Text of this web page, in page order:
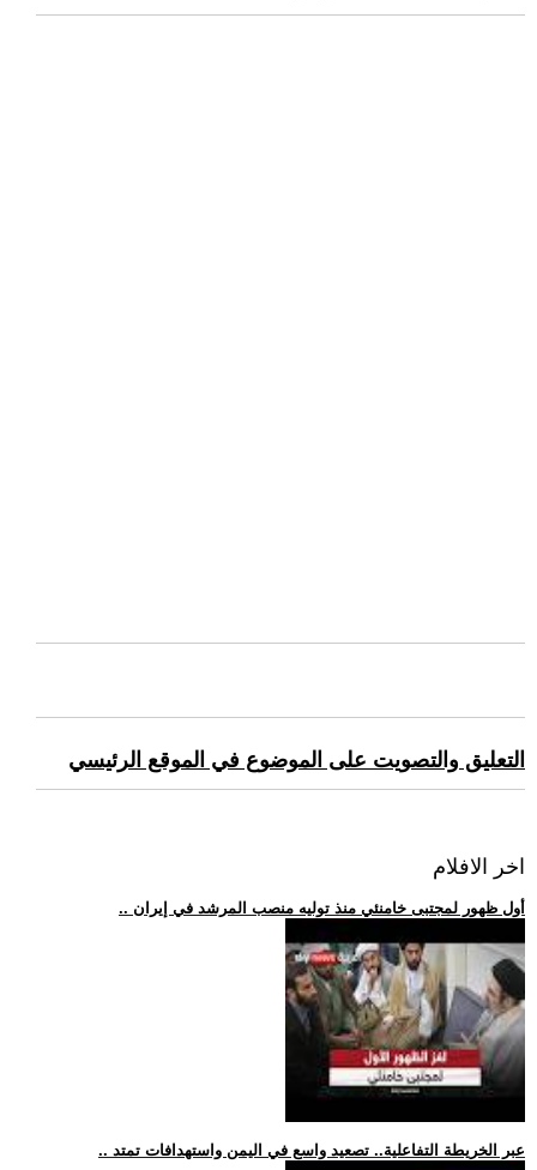
التعليق والتصويت على الموضوع في الموقع الرئيسي
اخر الافلام
.. أول ظهور لمجتبى خامنئي منذ توليه منصب المرشد في إيران
.. عبر الخريطة التفاعلية.. تصعيد واسع في اليمن واستهدافات تمتد